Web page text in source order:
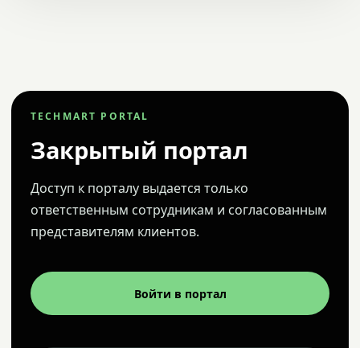
TECHMART PORTAL
Закрытый портал
Доступ к порталу выдается только
ответственным сотрудникам и согласованным
представителям клиентов.
Войти в портал